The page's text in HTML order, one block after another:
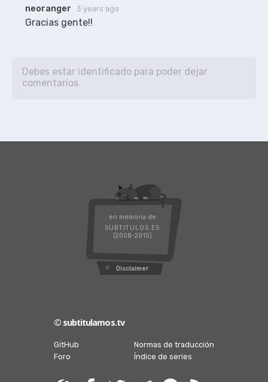
neoranger 3 years ago
Gracias gente!!
en memoria de
SUBTITULOS.ES
(2008-2015)
Disclaimer
© subtitulamos.tv
GitHub
Normas de traducción
Foro
Índice de series